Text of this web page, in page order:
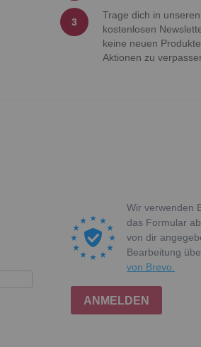
3
Trage dich in unseren
kostenlosen
keine neuen
Aktionen zu
Wir verwenden
das Formular
von dir
Bearbeitung
von Brevo.
ANMELDEN